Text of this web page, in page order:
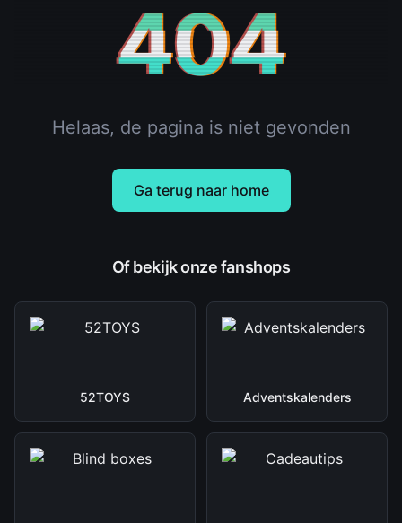
404
Helaas, de pagina is niet gevonden
Ga terug naar home
Of bekijk onze fanshops
52TOYS Adventskalenders